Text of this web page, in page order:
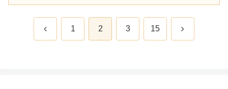
前 1 2 3 15 次